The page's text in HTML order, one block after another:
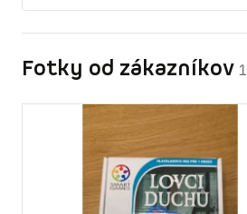
Fotky od zákazníkov 1